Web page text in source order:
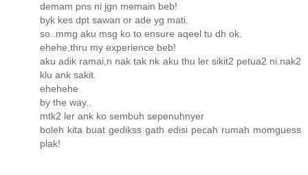
demam pns ni jgn memain beb!
byk kes dpt sawan or ade yg mati.
so..mmg aku msg ko to ensure aqeel tu dh ok.
ehehe,thru my experience beb!
aku adik ramai,n nak tak nk aku thu ler sikit2 petua2 ni.nak2
klu ank sakit.
ehehehe
by the way..
mtk2 ler ank ko sembuh sepenuhnyer
boleh kita buat gedikss gath edisi pecah rumah momguess
plak!